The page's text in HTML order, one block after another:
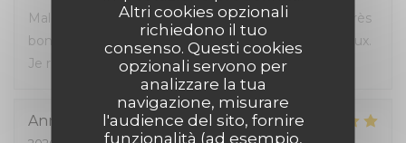
Altri cookies opzionali
richiedono il tuo
consenso. Questi cookies
opzionali servono per
analizzare la tua
navigazione, misurare
l'audience del sito, fornire
funzionalità (ad esempio,
Malgré l'affluence, personnel sympa et à l'écoute. Très
bon rapport qualité-prix, les hamburgers sont délicieux.
Je recommande.
Anna